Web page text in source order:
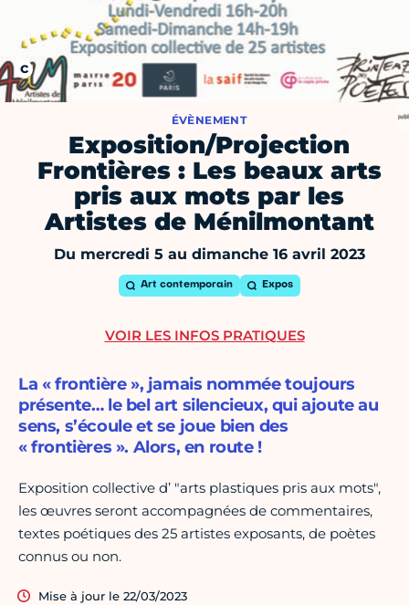
ÉVÈNEMENT
Exposition/Projection
Frontières : Les beaux arts
pris aux mots par les
Artistes de Ménilmontant
Du mercredi 5 au dimanche 16 avril 2023
Art contemporain Expos
La « frontière », jamais nommée toujours
présente… le bel art silencieux, qui ajoute au
sens, s’écoule et se joue bien des
« frontières ». Alors, en route !
Exposition collective d’ "arts plastiques pris aux mots",
les œuvres seront accompagnées de commentaires,
textes poétiques des 25 artistes exposants, de poètes
connus ou non.
Mise à jour le 22/03/2023
VOIR LES INFOS PRATIQUES